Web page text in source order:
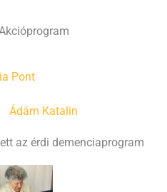
Pont
Ádám Katalin
az érdi demenciaprogram